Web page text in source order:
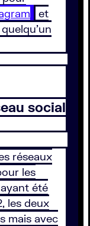
et
social
réseaux
les
été
les deux
mais avec